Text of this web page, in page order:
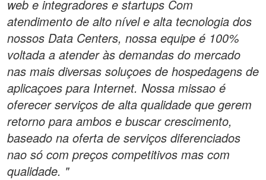
web e integradores e startups Com
atendimento de alto nível e alta tecnologia dos
nossos Data Centers, nossa equipe é 100%
voltada a atender às demandas do mercado
nas mais diversas soluçoes de hospedagens de
aplicaçoes para Internet. Nossa missao é
oferecer serviços de alta qualidade que gerem
retorno para ambos e buscar crescimento,
baseado na oferta de serviços diferenciados
nao só com preços competitivos mas com
qualidade. "